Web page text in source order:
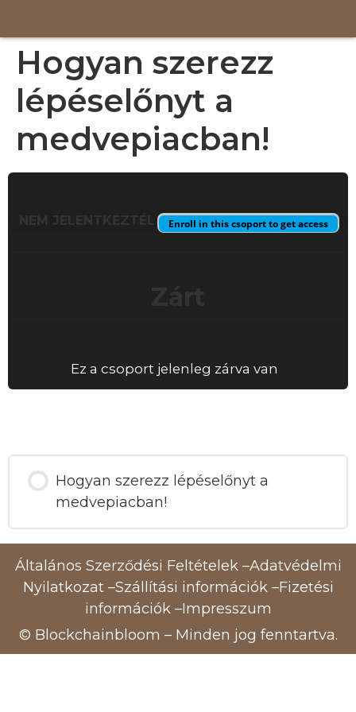
Hogyan szerezz
lépéselőnyt a
medvepiacban!
NEM JELENTKEZTÉL
Enroll in this csoport to get access
Ez a csoport jelenleg zárva van
Hogyan szerezz lépéselőnyt a
medvepiacban!
0% KÉSZ 0/0 lépés
Általános Szerződési Feltételek–Adatvédelmi
Nyilatkozat–Szállítási információk–Fizetési
információk–Impresszum
© Blockchainbloom – Minden jog fenntartva.